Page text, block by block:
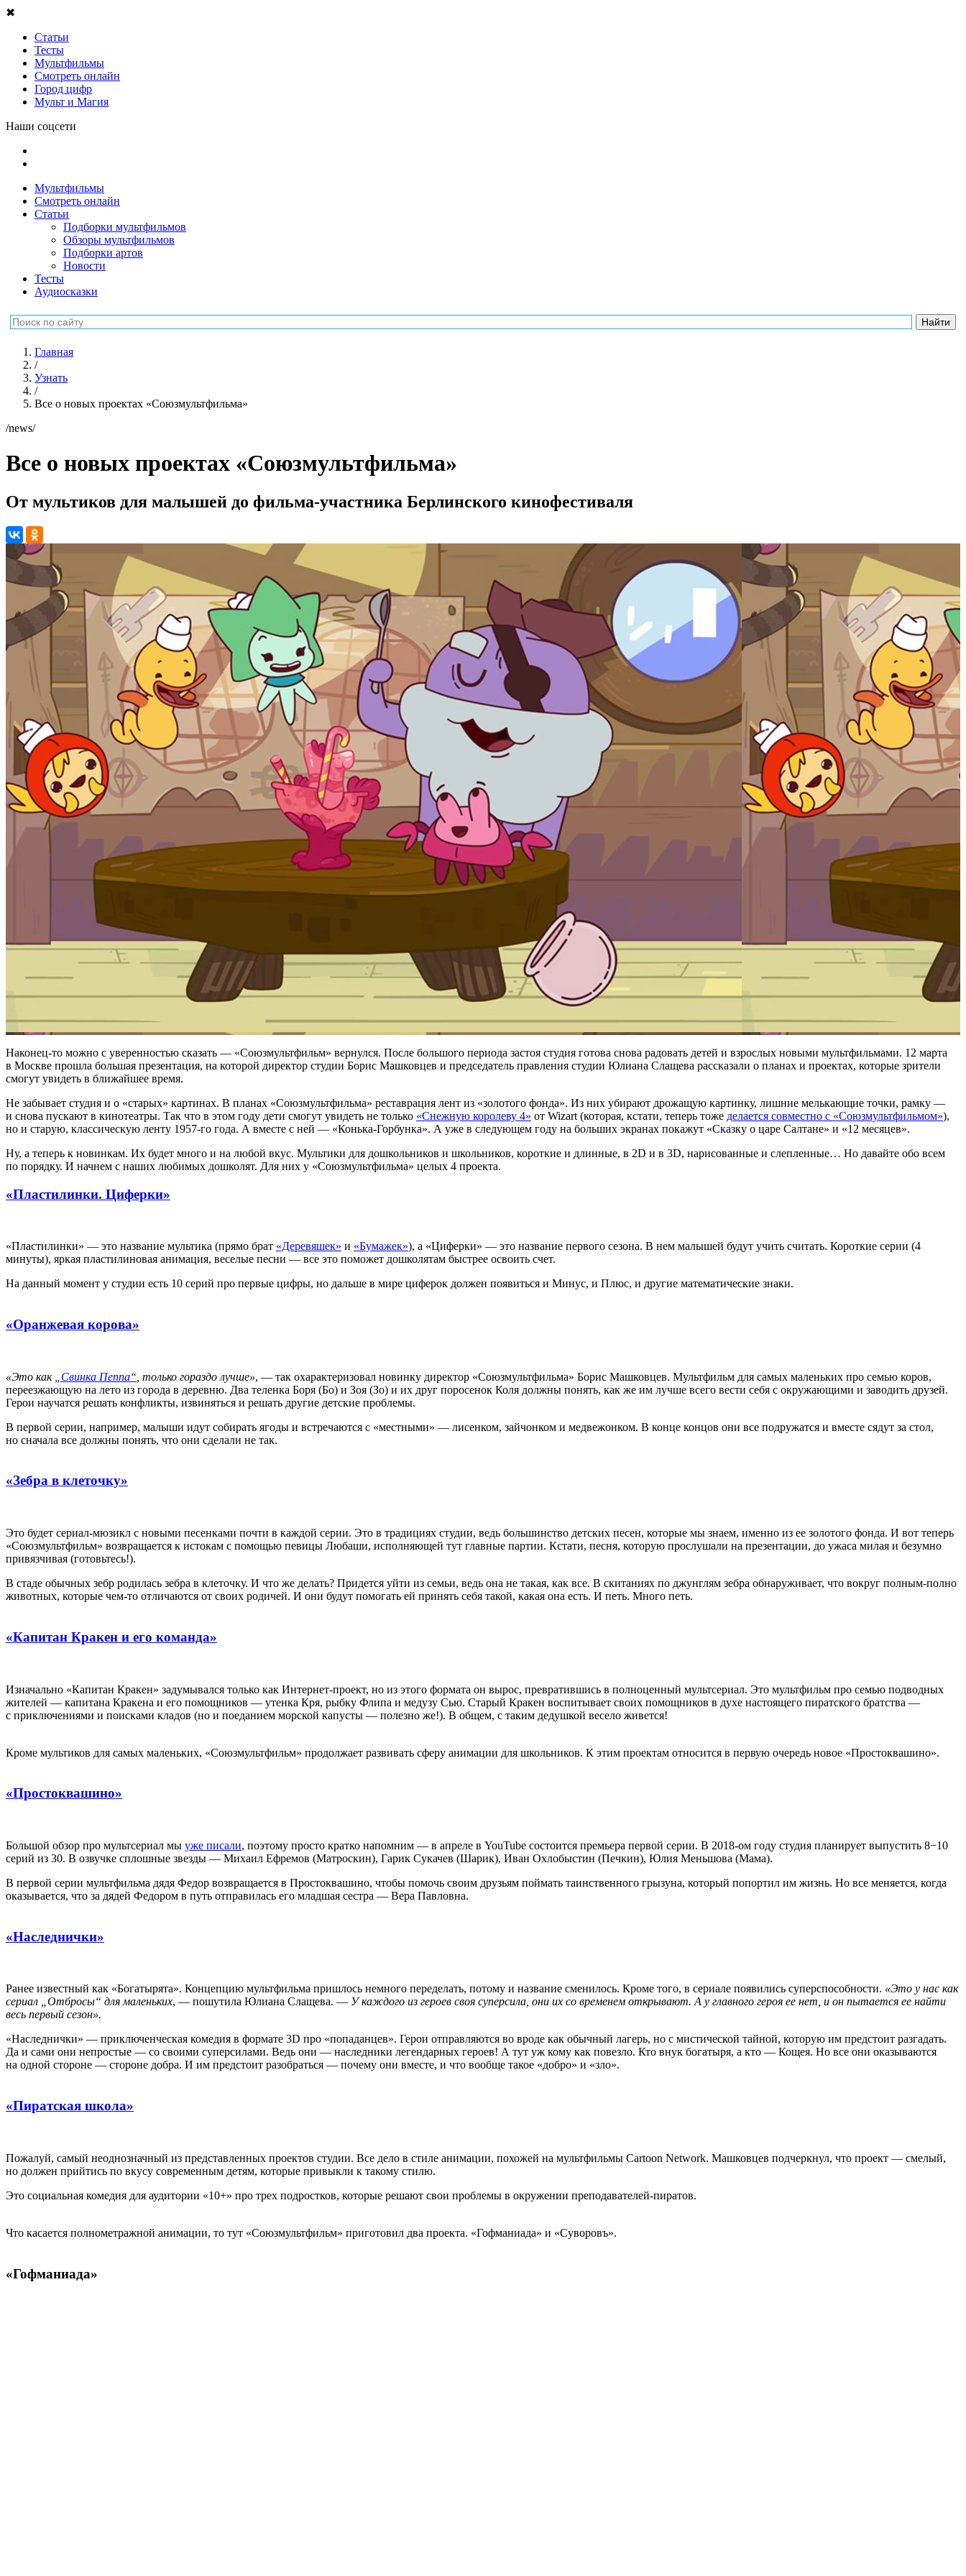
✖
Статьи
Тесты
Мультфильмы
Смотреть онлайн
Город цифр
Мульт и Магия
Наши соцсети
Мультфильмы
Смотреть онлайн
Статьи
Подборки мультфильмов
Обзоры мультфильмов
Подборки артов
Новости
Тесты
Аудиосказки
Главная
/
Узнать
/
Все о новых проектах «Союзмультфильма»
/news/
Все о новых проектах «Союзмультфильма»
От мультиков для малышей до фильма-участника Берлинского кинофестиваля
Наконец-то можно с уверенностью сказать — «Союзмультфильм» вернулся. После большого периода застоя студия готова снова радовать детей и взрослых новыми мультфильмами. 12 марта
в Москве прошла большая презентация, на которой директор студии Борис Машковцев и председатель правления студии Юлиана Слащева рассказали о планах и проектах, которые зрители
смогут увидеть в ближайшее время.
Не забывает студия и о «старых» картинах. В планах «Союзмультфильма» реставрация лент из «золотого фонда». Из них убирают дрожащую картинку, лишние мелькающие точки, рамку —
и снова пускают в кинотеатры. Так что в этом году дети смогут увидеть не только «Снежную королеву 4» от Wizart (которая, кстати, теперь тоже делается совместно с «Союзмультфильмом»),
но и старую, классическую ленту 1957-го года. А вместе с ней — «Конька-Горбунка». А уже в следующем году на больших экранах покажут «Сказку о царе Салтане» и «12 месяцев».
Ну, а теперь к новинкам. Их будет много и на любой вкус. Мультики для дошкольников и школьников, короткие и длинные, в 2D и в 3D, нарисованные и слепленные… Но давайте обо всем
по порядку. И начнем с наших любимых дошколят. Для них у «Союзмультфильма» целых 4 проекта.
«Пластилинки. Циферки»
«Пластилинки» — это название мультика (прямо брат «Деревяшек» и «Бумажек»), а «Циферки» — это название первого сезона. В нем малышей будут учить считать. Короткие серии (4
минуты), яркая пластилиновая анимация, веселые песни — все это поможет дошколятам быстрее освоить счет.
На данный момент у студии есть 10 серий про первые цифры, но дальше в мире циферок должен появиться и Минус, и Плюс, и другие математические знаки.
«Оранжевая корова»
«Это как „Свинка Пеппа“ , только гораздо лучше», — так охарактеризовал новинку директор «Союзмультфильма» Борис Машковцев. Мультфильм для самых маленьких про семью коров,
переезжающую на лето из города в деревню. Два теленка Боря (Бо) и Зоя (Зо) и их друг поросенок Коля должны понять, как же им лучше всего вести себя с окружающими и заводить друзей.
Герои научатся решать конфликты, извиняться и решать другие детские проблемы.
В первой серии, например, малыши идут собирать ягоды и встречаются с «местными» — лисенком, зайчонком и медвежонком. В конце концов они все подружатся и вместе сядут за стол,
но сначала все должны понять, что они сделали не так.
«Зебра в клеточку»
Это будет сериал-мюзикл с новыми песенками почти в каждой серии. Это в традициях студии, ведь большинство детских песен, которые мы знаем, именно из ее золотого фонда. И вот теперь
«Союзмультфильм» возвращается к истокам с помощью певицы Любаши, исполняющей тут главные партии. Кстати, песня, которую прослушали на презентации, до ужаса милая и безумно
привязчивая (готовьтесь!).
В стаде обычных зебр родилась зебра в клеточку. И что же делать? Придется уйти из семьи, ведь она не такая, как все. В скитаниях по джунглям зебра обнаруживает, что вокруг полным-полно
животных, которые чем-то отличаются от своих родичей. И они будут помогать ей принять себя такой, какая она есть. И петь. Много петь.
«Капитан Кракен и его команда»
Изначально «Капитан Кракен» задумывался только как Интернет-проект, но из этого формата он вырос, превратившись в полноценный мультсериал. Это мультфильм про семью подводных
жителей — капитана Кракена и его помощников — утенка Кря, рыбку Флипа и медузу Сью. Старый Кракен воспитывает своих помощников в духе настоящего пиратского братства —
с приключениями и поисками кладов (но и поеданием морской капусты — полезно же!). В общем, с таким дедушкой весело живется!
Кроме мультиков для самых маленьких, «Союзмультфильм» продолжает развивать сферу анимации для школьников. К этим проектам относится в первую очередь новое «Простоквашино».
«Простоквашино»
Большой обзор про мультсериал мы уже писали, поэтому просто кратко напомним — в апреле в YouTube состоится премьера первой серии. В 2018-ом году студия планирует выпустить 8−10
серий из 30. В озвучке сплошные звезды — Михаил Ефремов (Матроскин), Гарик Сукачев (Шарик), Иван Охлобыстин (Печкин), Юлия Меньшова (Мама).
В первой серии мультфильма дядя Федор возвращается в Простоквашино, чтобы помочь своим друзьям поймать таинственного грызуна, который попортил им жизнь. Но все меняется, когда
оказывается, что за дядей Федором в путь отправилась его младшая сестра — Вера Павловна.
«Наследнички»
Ранее известный как «Богатырята». Концепцию мультфильма пришлось немного переделать, потому и название сменилось. Кроме того, в сериале появились суперспособности. «Это у нас как
сериал „Отбросы“ для маленьких, — пошутила Юлиана Слащева. — У каждого из героев своя суперсила, они их со временем открывают. А у главного героя ее нет, и он пытается ее найти
весь первый сезон».
«Наследнички» — приключенческая комедия в формате 3D про «попаданцев». Герои отправляются во вроде как обычный лагерь, но с мистической тайной, которую им предстоит разгадать.
Да и сами они непростые — со своими суперсилами. Ведь они — наследники легендарных героев! А тут уж кому как повезло. Кто внук богатыря, а кто — Кощея. Но все они оказываются
на одной стороне — стороне добра. И им предстоит разобраться — почему они вместе, и что вообще такое «добро» и «зло».
«Пиратская школа»
Пожалуй, самый неоднозначный из представленных проектов студии. Все дело в стиле анимации, похожей на мультфильмы Cartoon Network. Машковцев подчеркнул, что проект — смелый,
но должен прийтись по вкусу современным детям, которые привыкли к такому стилю.
Это социальная комедия для аудитории «10+» про трех подростков, которые решают свои проблемы в окружении преподавателей-пиратов.
Что касается полнометражной анимации, то тут «Союзмультфильм» приготовил два проекта. «Гофманиада» и «Суворовъ».
«Гофманиада»